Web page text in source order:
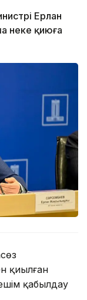
Ерлан
неке қиюға
қиылған
қабылдау